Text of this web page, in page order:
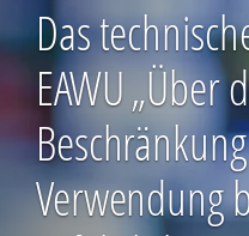
Das
EAWU „Über
Verwendung